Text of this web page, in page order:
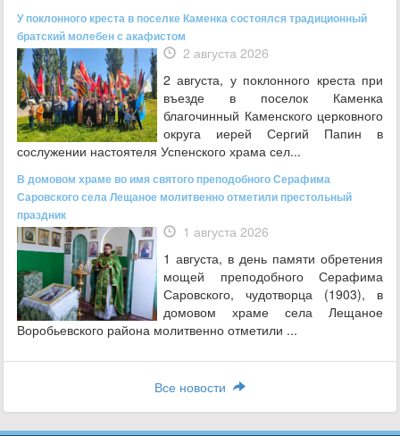
У поклонного креста в поселке Каменка состоялся традиционный
братский молебен с акафистом
2 августа 2026
2 августа, у поклонного креста при
въезде в поселок Каменка
благочинный Каменского церковного
округа иерей Сергий Папин в
сослужении настоятеля Успенского храма сел...
В домовом храме во имя святого преподобного Серафима
Саровского села Лещаное молитвенно отметили престольный
праздник
1 августа 2026
1 августа, в день памяти обретения
мощей преподобного Серафима
Саровского, чудотворца (1903), в
домовом храме села Лещаное
Воробьевского района молитвенно отметили ...
Все новости